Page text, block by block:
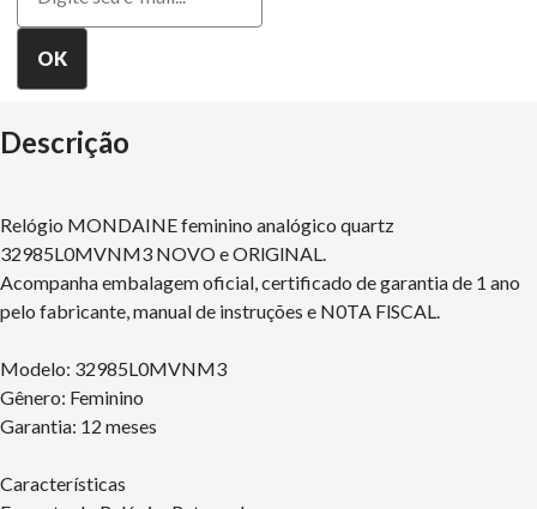
Descrição
Relógio MONDAINE feminino analógico quartz
32985L0MVNM3 NOVO e ORlGlNAL.
Acompanha embalagem oficial, certificado de garantia de 1 ano
pelo fabricante, manual de instruções e N0TA FlSCAL.
Modelo: 32985L0MVNM3
Gênero: Feminino
Garantia: 12 meses
Características